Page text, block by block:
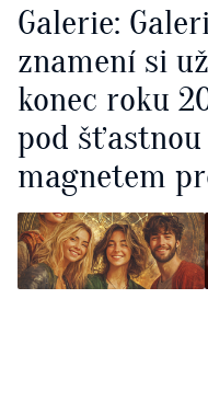
Galerie:
znamení si
konec roku
pod šťastnou
magnetem